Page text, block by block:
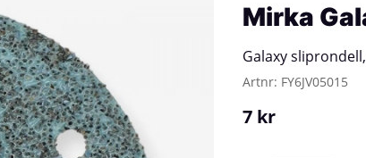
Mirka
Galaxy
Artnr: FY6JV05015
7 kr